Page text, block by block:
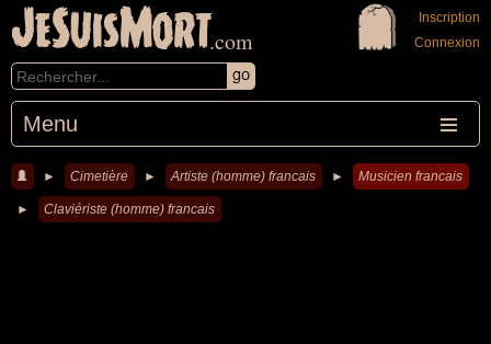
JeSuisMort.com
Menu
Inscription
Connexion
► Cimetière ► Artiste (homme) francais ► Musicien francais
► Claviériste (homme) francais